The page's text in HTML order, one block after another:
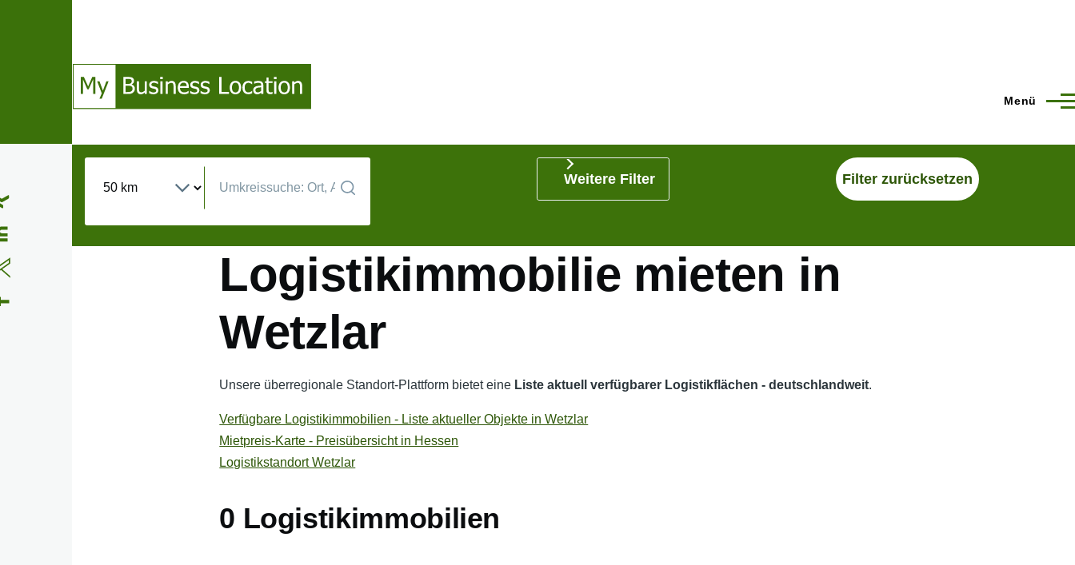
Menü
Weitere Filter
Logistikimmobilie mieten in
Wetzlar
Unsere überregionale Standort-Plattform bietet eine Liste aktuell verfügbarer Logistikflächen - deutschlandweit.
Verfügbare Logistikimmobilien - Liste aktueller Objekte in Wetzlar
Mietpreis-Karte - Preisübersicht in Hessen
Logistikstandort Wetzlar
0 Logistikimmobilien
(Opens in a new window)
(Opens in a new window)
(Opens in a new window)
(Opens in a new window)